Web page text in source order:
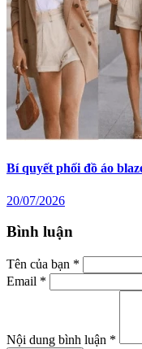
Bí quyết phối đồ áo
20/07/2026
Bình luận
Tên của bạn *
Email *
Nội dung bình luận *